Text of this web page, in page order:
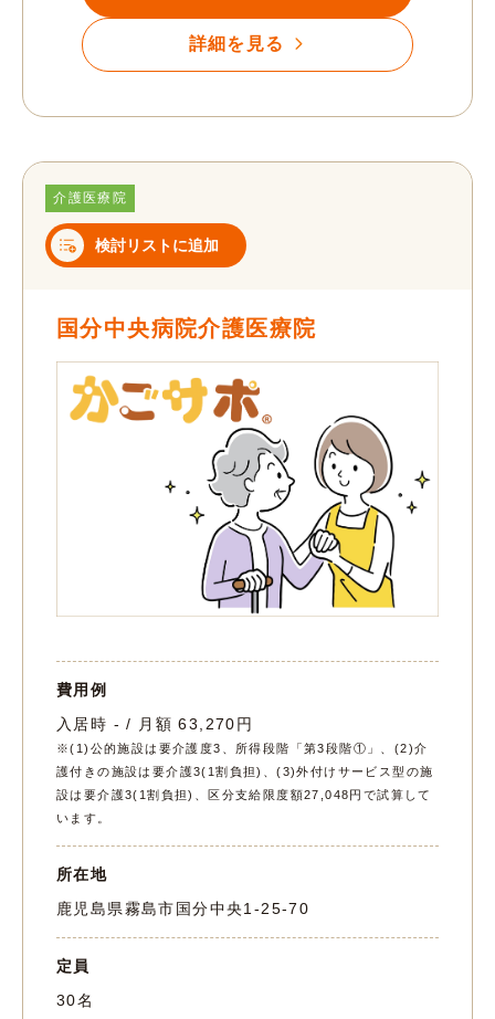
詳細を見る
介護医療院
検討リストに追加
国分中央病院介護医療院
費用例
入居時 - / 月額 63,270円
※(1)公的施設は要介護度3、所得段階「第3段階①」、(2)介
護付きの施設は要介護3(1割負担)、(3)外付けサービス型の施
設は要介護3(1割負担)、区分支給限度額27,048円で試算して
います。
所在地
鹿児島県霧島市国分中央1-25-70
定員
30名